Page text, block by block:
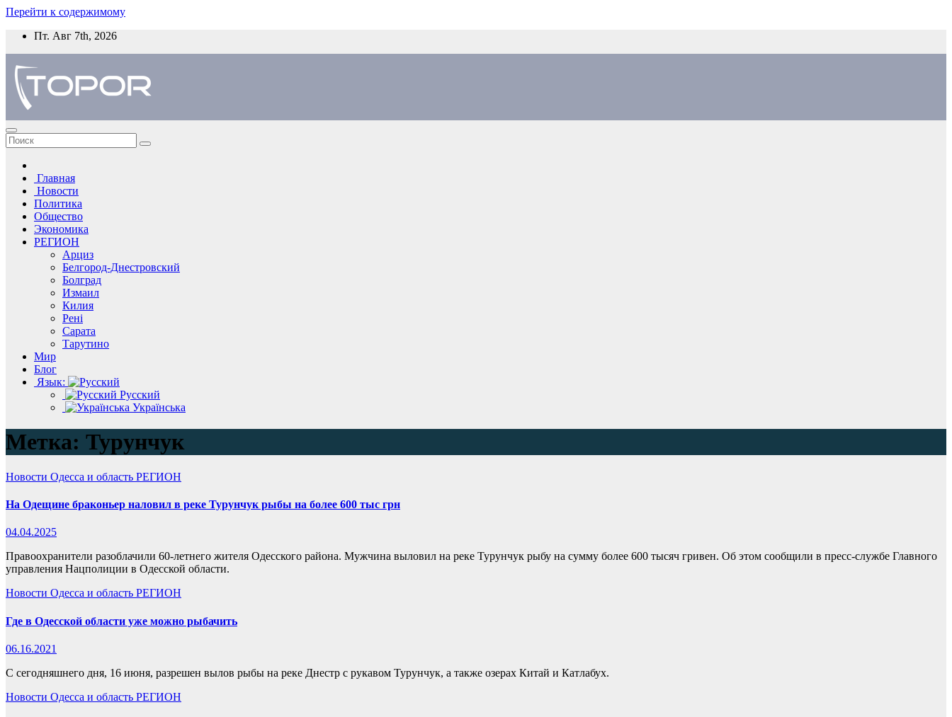
Перейти к содержимому
Пт. Авг 7th, 2026
Главная
Новости
Политика
Общество
Экономика
РЕГИОН
Арциз
Белгород-Днестровский
Болград
Измаил
Килия
Рені
Сарата
Тарутино
Мир
Блог
Язык:
Русский
Українська
Метка: Турунчук
Новости Одесса и область РЕГИОН
На Одещине браконьер наловил в реке Турунчук рыбы на более 600 тыс грн
04.04.2025
Правоохранители разоблачили 60-летнего жителя Одесского района. Мужчина выловил на реке Турунчук рыбу на сумму более 600 тысяч гривен. Об этом сообщили в пресс-службе Главного
управления Нацполиции в Одесской области.
Новости Одесса и область РЕГИОН
Где в Одесской области уже можно рыбачить
06.16.2021
С сегодняшнего дня, 16 июня, разрешен вылов рыбы на реке Днестр с рукавом Турунчук, а также озерах Китай и Катлабух.
Новости Одесса и область РЕГИОН